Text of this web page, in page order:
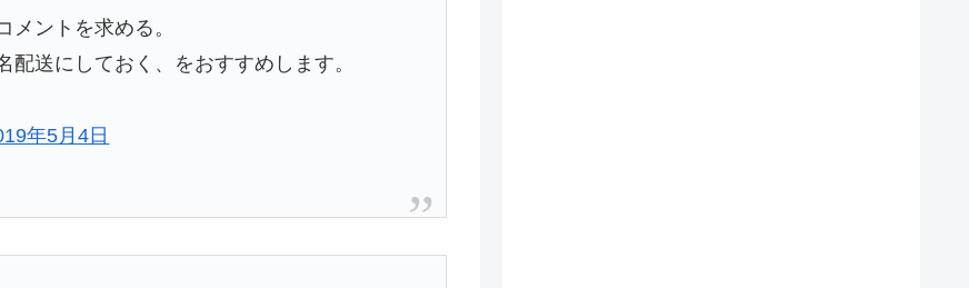
メントを求める。
送にしておく、をおすすめします。
年5月4日